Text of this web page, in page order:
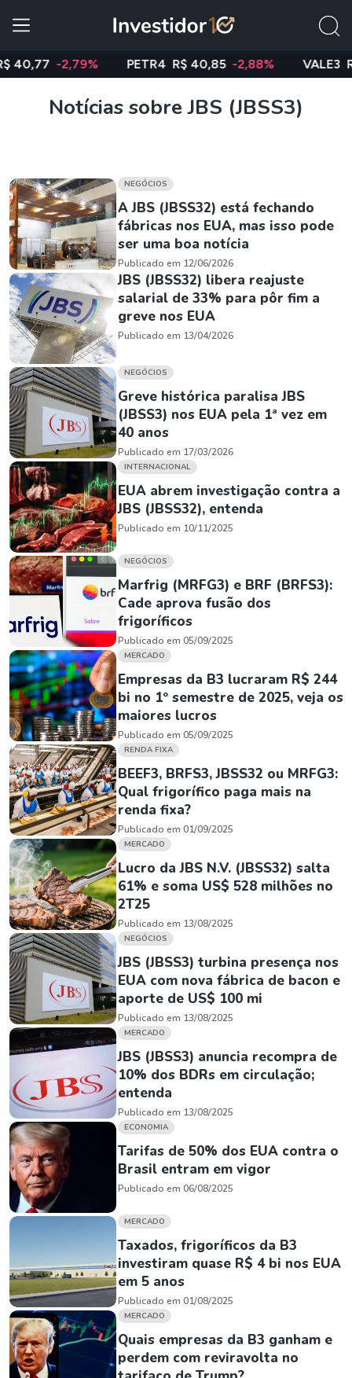
-2,79% PETR4 R$ 40,85 -2,88% VALE3 R$
Notícias sobre JBS (JBSS3)
NEGÓCIOS
A JBS (JBSS32) está fechando
fábricas nos EUA, mas isso pode
ser uma boa notícia
Publicado em 12/06/2026
JBS (JBSS32) libera reajuste
salarial de 33% para pôr fim a
greve nos EUA
Publicado em 13/04/2026
NEGÓCIOS
Greve histórica paralisa JBS
(JBSS3) nos EUA pela 1ª vez em
40 anos
Publicado em 17/03/2026
INTERNACIONAL
EUA abrem investigação contra a
JBS (JBSS32), entenda
Publicado em 10/11/2025
NEGÓCIOS
Marfrig (MRFG3) e BRF (BRFS3):
Cade aprova fusão dos
frigoríficos
Publicado em 05/09/2025
MERCADO
Empresas da B3 lucraram R$ 244
bi no 1º semestre de 2025, veja os
maiores lucros
Publicado em 05/09/2025
RENDA FIXA
BEEF3, BRFS3, JBSS32 ou MRFG3:
Qual frigorífico paga mais na
renda fixa?
Publicado em 01/09/2025
MERCADO
Lucro da JBS N.V. (JBSS32) salta
61% e soma US$ 528 milhões no
2T25
Publicado em 13/08/2025
NEGÓCIOS
JBS (JBSS3) turbina presença nos
EUA com nova fábrica de bacon e
aporte de US$ 100 mi
Publicado em 13/08/2025
MERCADO
JBS (JBSS3) anuncia recompra de
10% dos BDRs em circulação;
entenda
Publicado em 13/08/2025
ECONOMIA
Tarifas de 50% dos EUA contra o
Brasil entram em vigor
Publicado em 06/08/2025
MERCADO
Taxados, frigoríficos da B3
investiram quase R$ 4 bi nos EUA
em 5 anos
Publicado em 01/08/2025
MERCADO
Quais empresas da B3 ganham e
perdem com reviravolta no